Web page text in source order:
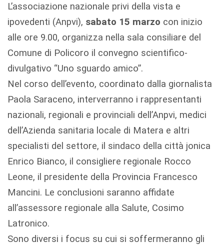
L’associazione nazionale privi della vista e
ipovedenti (Anpvi), sabato 15 marzo con inizio
alle ore 9.00, organizza nella sala consiliare del
Comune di Policoro il convegno scientifico-
divulgativo “Uno sguardo amico”.
Nel corso dell’evento, coordinato dalla giornalista
Paola Saraceno, interverranno i rappresentanti
nazionali, regionali e provinciali dell’Anpvi, medici
dell’Azienda sanitaria locale di Matera e altri
specialisti del settore, il sindaco della città jonica
Enrico Bianco, il consigliere regionale Rocco
Leone, il presidente della Provincia Francesco
Mancini. Le conclusioni saranno affidate
all’assessore regionale alla Salute, Cosimo
Latronico.
Sono diversi i focus su cui si soffermeranno gli